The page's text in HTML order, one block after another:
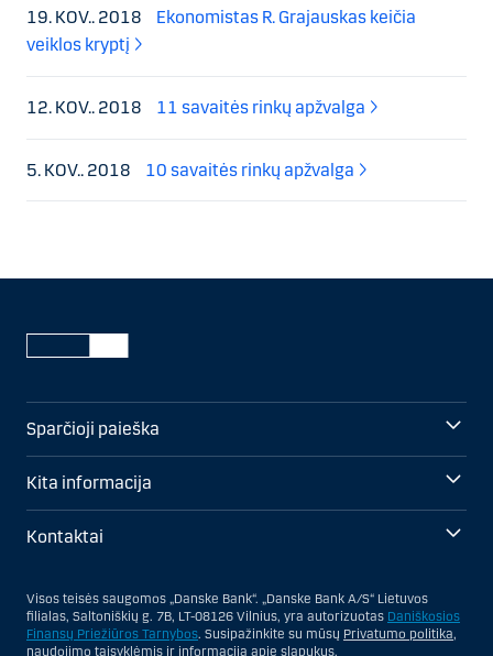
19. KOV.. 2018
Ekonomistas R. Grajauskas keičia
veiklos kryptį
12. KOV.. 2018 11 savaitės rinkų apžvalga
5. KOV.. 2018 10 savaitės rinkų apžvalga
Sparčioji paieška
Kita informacija
Kontaktai
Visos teisės saugomos „Danske Bank“. „Danske Bank A/S“ Lietuvos
filialas, Saltoniškių g. 7B, LT-08126 Vilnius, yra autorizuotas Daniškosios
Finansų Priežiūros Tarnybos. Susipažinkite su mūsų Privatumo politika,
naudojimo taisyklėmis ir informacija apie slapukus.